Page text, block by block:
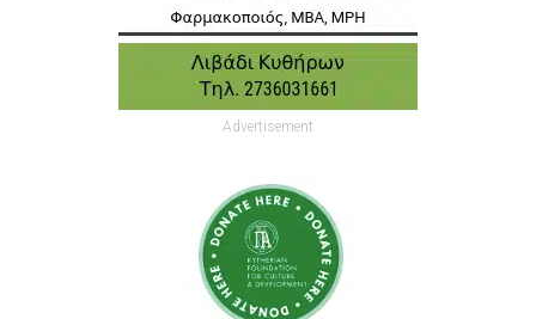
Advertisement